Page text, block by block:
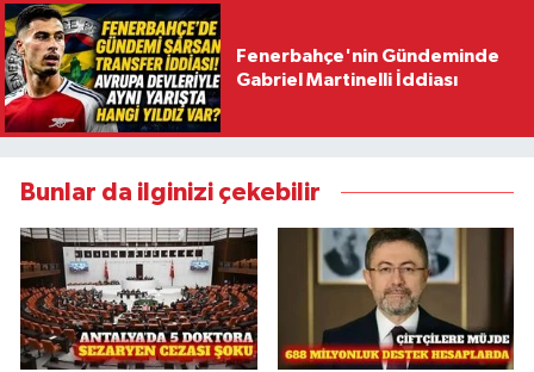
Fenerbahçe'nin Gündeminde
Gabriel Martinelli İddiası
Bunlar da ilginizi çekebilir